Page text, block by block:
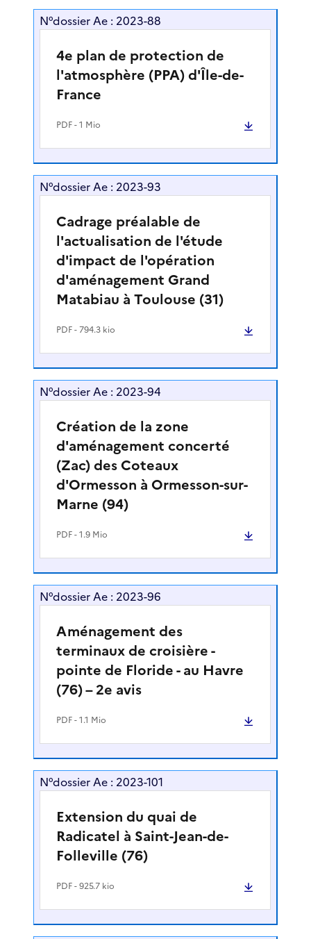
N°dossier Ae : 2023-88
4e plan de protection de
l'atmosphère (PPA) d'Île-de-
France
PDF- 1 Mio
N°dossier Ae : 2023-93
Cadrage préalable de
l'actualisation de l'étude
d'impact de l'opération
d'aménagement Grand
Matabiau à Toulouse (31)
PDF- 794.3 kio
N°dossier Ae : 2023-94
Création de la zone
d'aménagement concerté
(Zac) des Coteaux
d'Ormesson à Ormesson-sur-
Marne (94)
PDF- 1.9 Mio
N°dossier Ae : 2023-96
Aménagement des
terminaux de croisière -
pointe de Floride - au Havre
(76) – 2e avis
PDF- 1.1 Mio
N°dossier Ae : 2023-101
Extension du quai de
Radicatel à Saint-Jean-de-
Folleville (76)
PDF- 925.7 kio